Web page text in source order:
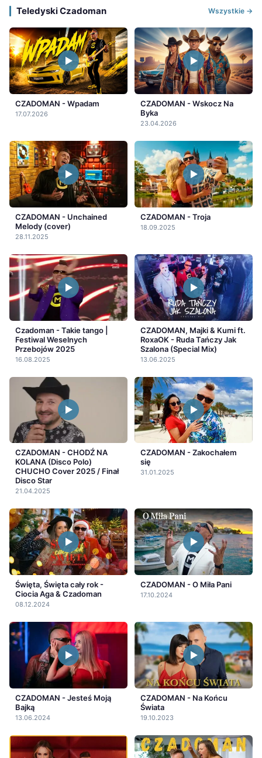
Teledyski Czadoman Wszystkie →
CZADOMAN - Wpadam
17.07.2026
CZADOMAN - Wskocz Na
Byka
23.04.2026
CZADOMAN - Unchained
Melody (cover)
28.11.2025
CZADOMAN - Troja
18.09.2025
Czadoman - Takie tango |
Festiwal Weselnych
Przebojów 2025
16.08.2025
CZADOMAN, Majki & Kumi ft.
RoxaOK - Ruda Tańczy Jak
Szalona (Special Mix)
13.06.2025
CZADOMAN - CHODŹ NA
KOLANA (Disco Polo)
CHUCHO Cover 2025 / Finał
Disco Star
21.04.2025
CZADOMAN - Zakochałem
się
31.01.2025
Święta, Święta cały rok -
Ciocia Aga & Czadoman
08.12.2024
CZADOMAN - O Miła Pani
17.10.2024
CZADOMAN - Jesteś Moją
Bajką
13.06.2024
CZADOMAN - Na Końcu
Świata
19.10.2023